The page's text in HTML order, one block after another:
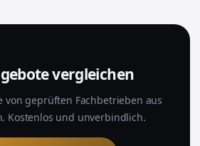
vergleichen
von geprüften Fachbetrieben aus
Kostenlos und unverbindlich.